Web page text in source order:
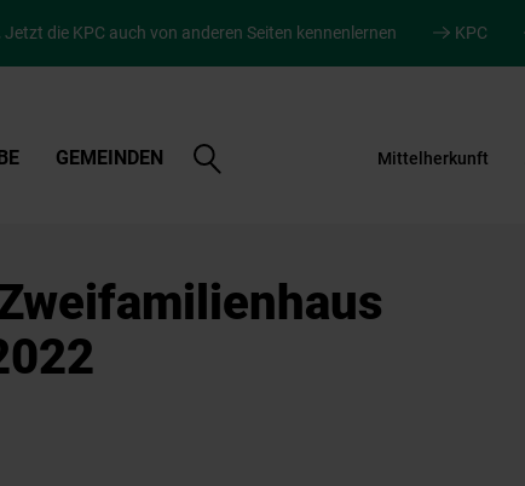
Jetzt die KPC auch von anderen Seiten kennenlernen KPC
GEMEINDEN
Suche
öffnen
Mittelherkunft